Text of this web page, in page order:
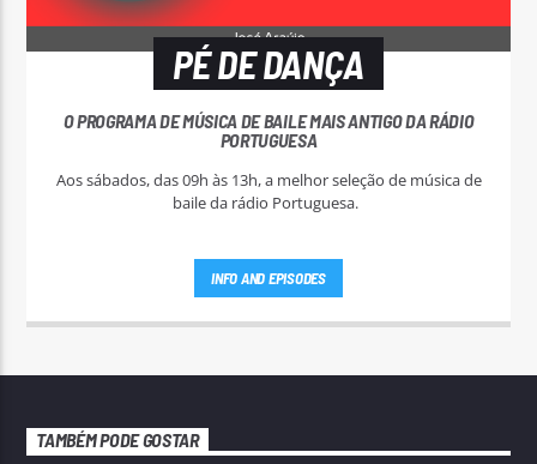
PÉ DE DANÇA
O PROGRAMA DE MÚSICA DE BAILE MAIS ANTIGO DA RÁDIO
PORTUGUESA
Aos sábados, das 09h às 13h, a melhor seleção de música de
INFO AND EPISODES
TAMBÉM PODE GOSTAR